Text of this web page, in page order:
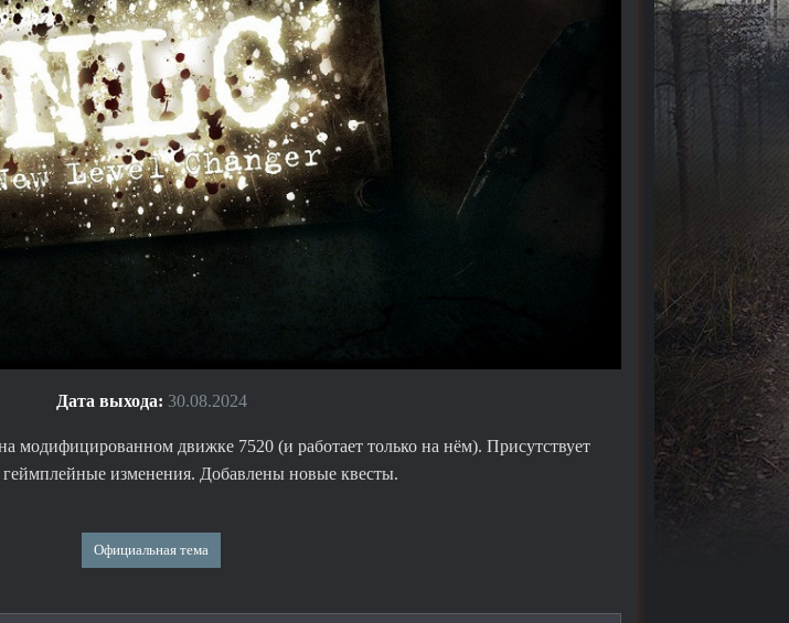
Дата выхода: 30.08.2024
модифицированном движке 7520 (и работает только на нём). Присутствует
изменения. Добавлены новые квесты.
Официальная тема